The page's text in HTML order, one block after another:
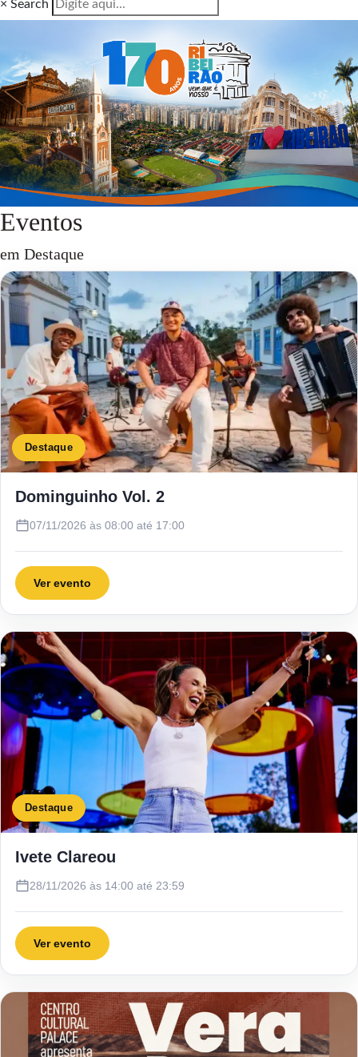
× Search
Eventos
em Destaque
Destaque
Dominguinho Vol. 2
07/11/2026 às 08:00 até 17:00
Ver evento
Destaque
Ivete Clareou
28/11/2026 às 14:00 até 23:59
Ver evento